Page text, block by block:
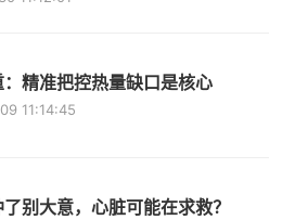
精准把控热量缺口是核心
11:14:45
别大意，心脏可能在求救？